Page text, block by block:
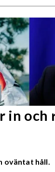
in och
oväntat håll.